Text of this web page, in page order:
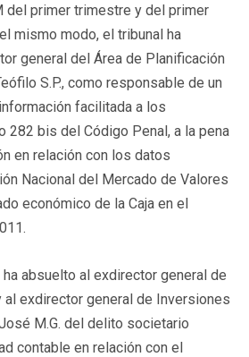
del primer trimestre y del primer
mismo modo, el tribunal ha
general del Área de Planificación
S.P., como responsable de un
facilitada a los
282 bis del Código Penal, a la pena
en relación con los datos
Nacional del Mercado de Valores
económico de la Caja en el
ha absuelto al exdirector general de
al exdirector general de Inversiones
M.G. del delito societario
contable en relación con el